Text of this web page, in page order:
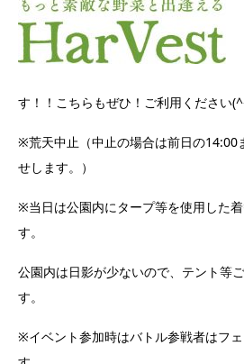
す！！こちらもぜひ！ご利用ください
※荒天中止（中止の場合は前日の14:00
せします。）
※当日は公園内にタープ等を使用した
す。
公園内は日影が少ないので、テント等
す。
※イベント参加時はバトル参戦者はフ